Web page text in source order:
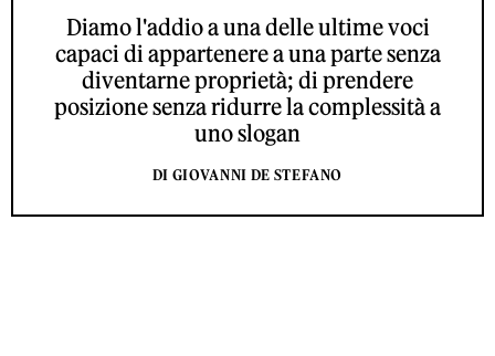
Diamo l'addio a una delle ultime voci
capaci di appartenere a una parte senza
diventarne proprietà; di prendere
posizione senza ridurre la complessità a
uno slogan
DI GIOVANNI DE STEFANO